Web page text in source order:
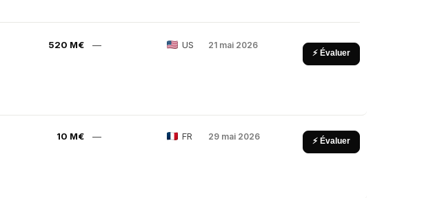
520 M€ — US 21 mai 2026
⚡ Évaluer
10 M€ — FR 29 mai 2026 ⚡ Évaluer